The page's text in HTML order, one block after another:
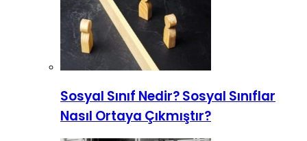
Sosyal Sınıf Nedir? Sosyal Sınıflar
Nasıl Ortaya Çıkmıştır?